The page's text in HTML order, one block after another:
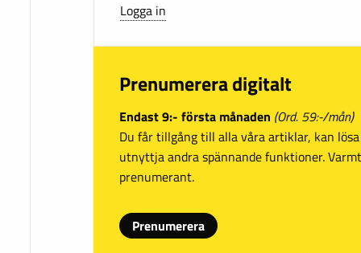
Logga in
Prenumerera digitalt
Endast 9:- första månaden (Ord. 59:-/mån)
Du får tillgång till alla våra artiklar, kan
utnyttja andra spännande funktioner.
prenumerant.
Prenumerera